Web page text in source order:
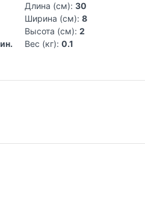
Длина (см): 30
Ширина (см): 8
Высота (см): 2
Вес (кг): 0.1